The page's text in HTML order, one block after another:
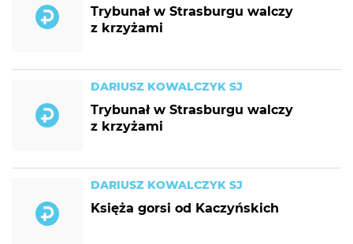
Trybunał w Strasburgu walczy
z krzyżami
DARIUSZ KOWALCZYK SJ
Trybunał w Strasburgu walczy
z krzyżami
DARIUSZ KOWALCZYK SJ
Księża gorsi od Kaczyńskich